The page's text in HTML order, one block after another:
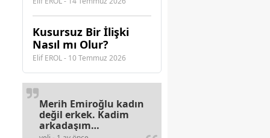
Kusursuz Bir İlişki
Nasıl mı Olur?
Elif EROL - 10 Temmuz 2026
Merih Emiroğlu kadın
değil erkek. Kadim
arkadaşım